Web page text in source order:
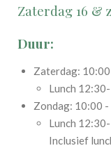
Zaterdag 16 &
Duur:
Zaterdag:
Lunch
Zondag: 10:00
Lunch
Inclusief